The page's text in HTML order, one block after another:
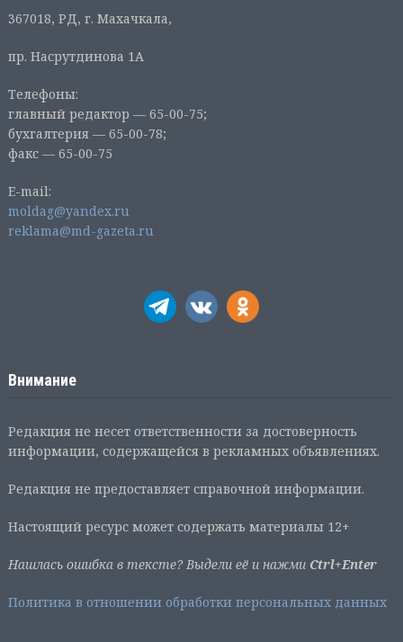
367018, РД, г. Махачкала,
пр. Насрутдинова 1А
Телефоны:
главный редактор — 65-00-75;
бухгалтерия — 65-00-78;
факс — 65-00-75
E-mail:
moldag@yandex.ru
reklama@md-gazeta.ru
Внимание
Редакция не несет ответственности за достоверность
информации, содержащейся в рекламных объявлениях.
Редакция не предоставляет справочной информации.
Настоящий ресурс может содержать материалы 12+
Нашлась ошибка в тексте? Выдели её и нажми Ctrl+Enter
Политика в отношении обработки персональных данных